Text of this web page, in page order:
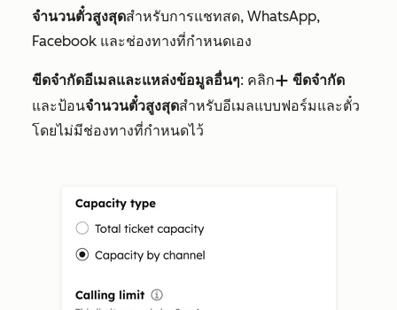
จำนวนตั๋วสูงสุดสำหรับการแชทสด, WhatsApp,
Facebook และช่องทางที่กำหนดเอง
ขีดจำกัดอีเมลและแหล่งข้อมูลอื่นๆ: คลิกadd ขีดจำกัด
และป้อนจำนวนตั๋วสูงสุดสำหรับอีเมลแบบฟอร์มและตั๋ว
โดยไม่มีช่องทางที่กำหนดไว้